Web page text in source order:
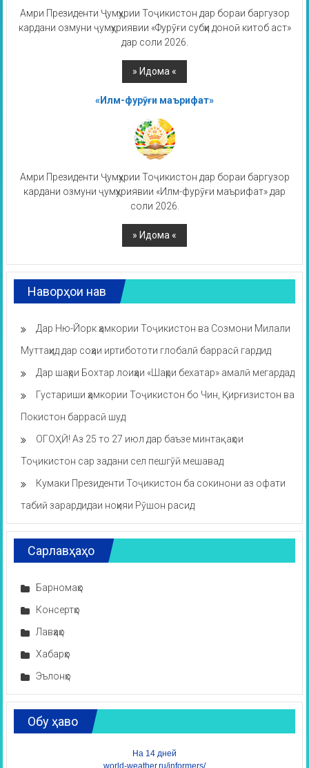
Амри Президенти Ҷумҳурии Тоҷикистон дар бораи баргузор
кардани озмуни ҷумҳуриявии «Фурӯғи субҳи доноӣ китоб аст»
дар соли 2026.
«Илм-фурӯғи маърифат»
Амри Президенти Ҷумҳурии Тоҷикистон дар бораи баргузор
кардани озмуни ҷумҳуриявии «Илм-фурӯғи маърифат» дар
соли 2026.
Наворҳои нав
Дар Ню-Йорк ҳамкории Тоҷикистон ва Созмони Милали
Муттаҳид дар соҳаи иртибототи глобалӣ баррасӣ гардид
Дар шаҳри Бохтар лоиҳаи «Шаҳри бехатар» амалӣ мегардад
Густариши ҳамкории Тоҷикистон бо Чин, Қирғизистон ва
Покистон баррасӣ шуд
ОГОҲӢ! Аз 25 то 27 июл дар баъзе минтақаҳои
Тоҷикистон сар задани сел пешгӯӣ мешавад
Кумаки Президенти Тоҷикистон ба сокинони аз офати
табиӣ зарардидаи ноҳияи Рӯшон расид
Сарлавҳаҳо
Барномаҳо
Консертҳо
Лавҳаҳо
Хабарҳо
Эълонҳо
Обу ҳаво
На 14 дней